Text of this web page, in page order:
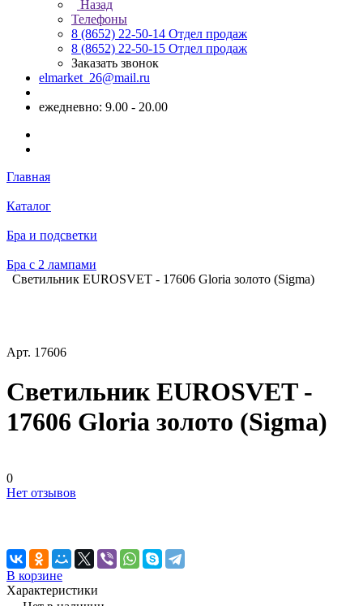
Назад
Телефоны
8 (8652) 22-50-14 Отдел продаж
8 (8652) 22-50-15 Отдел продаж
Заказать звонок
elmarket_26@mail.ru
ежедневно: 9.00 - 20.00
Главная
Каталог
Бра и подсветки
Бра с 2 лампами
Светильник EUROSVET - 17606 Gloria золото (Sigma)
Арт. 17606
Светильник EUROSVET -
17606 Gloria золото (Sigma)
0
Нет отзывов
В корзине
Характеристики